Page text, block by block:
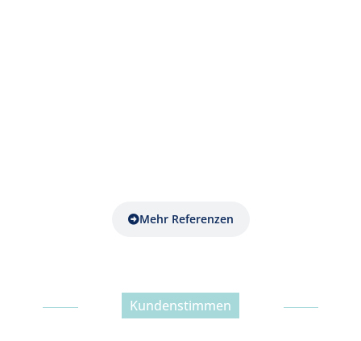
Mehr Referenzen
-----------------------------------------------
Kundenstimmen